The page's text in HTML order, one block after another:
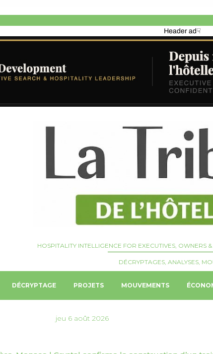
Header ad☟
HOSPITALITY INTELLIGENCE FOR EXECUTIVES, OWNERS
DÉCRYPTAGES, ANALYSES,
DÉCRYPTAGE PROJETS MOUVEMENTS
jeu 6 août 2026